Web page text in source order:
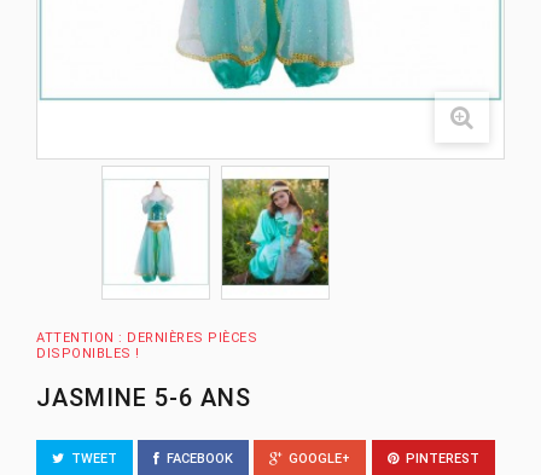
ATTENTION : DERNIÈRES PIÈCES
DISPONIBLES !
JASMINE 5-6 ANS
TWEET FACEBOOK GOOGLE+ PINTEREST